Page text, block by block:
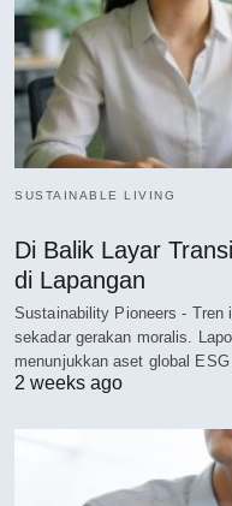
SUSTAINABLE LIVING
Di Balik Layar
di Lapangan
Sustainability Pioneers - Tren
sekadar gerakan moralis.
menunjukkan aset global
2 weeks ago